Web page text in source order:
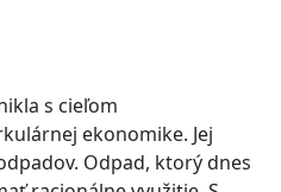
s cieľom
ekonomike. Jej
Odpad, ktorý dnes